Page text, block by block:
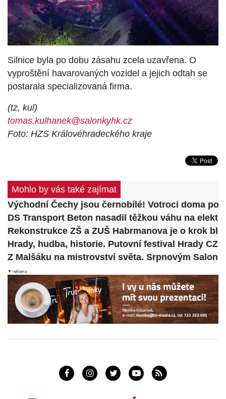
Silnice byla po dobu zásahu zcela uzavřena. O
vyproštění havarovaných vozidel a jejich odtah se
postarala specializovaná firma.
(tz, kul)
tomas.kulhanek@salonkyhk.cz
Foto: HZS Královéhradeckého kraje
Mohlo by vás také zajímat
Východní Čechy jsou černobílé! Votroci doma
DS Transport Beton nasadil těžkou váhu na
Rekonstrukce ZŠ a ZUŠ Habrmanova je o krok
Hrady, hudba, historie. Putovní festival Hrady CZ
Z Malšáku na mistrovství světa. Srpnovým
▼ reklama